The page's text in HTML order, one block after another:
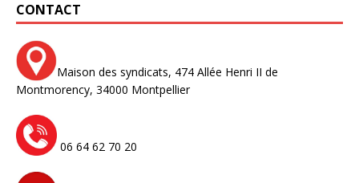
CONTACT
Maison des syndicats, 474 Allée Henri II de
Montmorency, 34000 Montpellier
06 64 62 70 20